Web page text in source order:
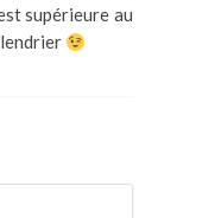
supérieure au